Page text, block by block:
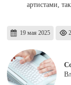
артистами,
19 мая 2025